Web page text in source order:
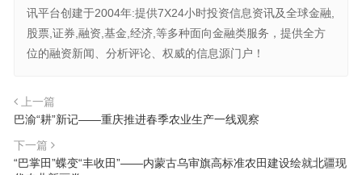
讯平台创建于2004年:提供7X24小时投资信息资讯及全球金融,
股票,证券,融资,基金,经济,等多种面向金融类服务，提供全方
位的融资新闻、分析评论、权威的信息源门户！
上一篇
巴渝“耕”新记——重庆推进春季农业生产一线观察
下一篇
“巴掌田”蝶变“丰收田”——内蒙古乌审旗高标准农田建设绘就北疆现